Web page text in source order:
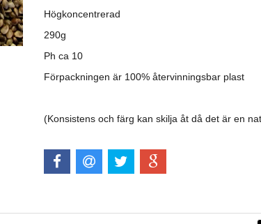
Högkoncentrerad
290g
Ph ca 10
Förpackningen är 100% återvinningsbar plast
(Konsistens och färg kan skilja åt då det är en